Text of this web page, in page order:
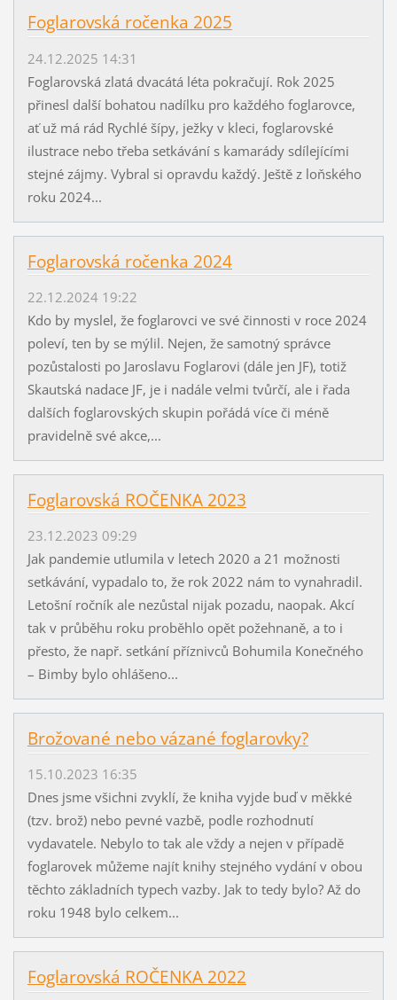
Foglarovská ročenka 2025
24.12.2025 14:31
Foglarovská zlatá dvacátá léta pokračují. Rok 2025
přinesl další bohatou nadílku pro každého foglarovce,
ať už má rád Rychlé šípy, ježky v kleci, foglarovské
ilustrace nebo třeba setkávání s kamarády sdílejícími
stejné zájmy. Vybral si opravdu každý. Ještě z loňského
roku 2024...
Foglarovská ročenka 2024
22.12.2024 19:22
Kdo by myslel, že foglarovci ve své činnosti v roce 2024
poleví, ten by se mýlil. Nejen, že samotný správce
pozůstalosti po Jaroslavu Foglarovi (dále jen JF), totiž
Skautská nadace JF, je i nadále velmi tvůrčí, ale i řada
dalších foglarovských skupin pořádá více či méně
pravidelně své akce,...
Foglarovská ROČENKA 2023
23.12.2023 09:29
Jak pandemie utlumila v letech 2020 a 21 možnosti
setkávání, vypadalo to, že rok 2022 nám to vynahradil.
Letošní ročník ale nezůstal nijak pozadu, naopak. Akcí
tak v průběhu roku proběhlo opět požehnaně, a to i
přesto, že např. setkání příznivců Bohumila Konečného
– Bimby bylo ohlášeno...
Brožované nebo vázané foglarovky?
15.10.2023 16:35
Dnes jsme všichni zvyklí, že kniha vyjde buď v měkké
(tzv. brož) nebo pevné vazbě, podle rozhodnutí
vydavatele. Nebylo to tak ale vždy a nejen v případě
foglarovek můžeme najít knihy stejného vydání v obou
těchto základních typech vazby. Jak to tedy bylo? Až do
roku 1948 bylo celkem...
Foglarovská ROČENKA 2022